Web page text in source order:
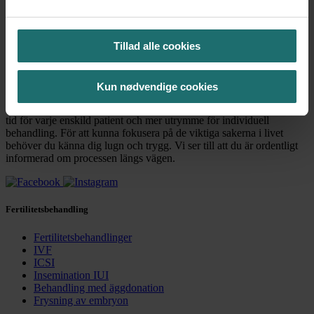
Tillad alle cookies
Kun nødvendige cookies
Tryck på enter för att se resultat
tid för varje enskild patient och mer utrymme för individuell
behandling. För att kunna fokusera på de viktiga sakerna i livet
behöver du känna dig lugn och trygg. Vi ser till att du är ordentligt
informerad om processen längs vägen.
Fertilitetsbehandling
Fertilitetsbehandlinger
IVF
ICSI
Insemination IUI
Behandling med äggdonation
Frysning av embryon